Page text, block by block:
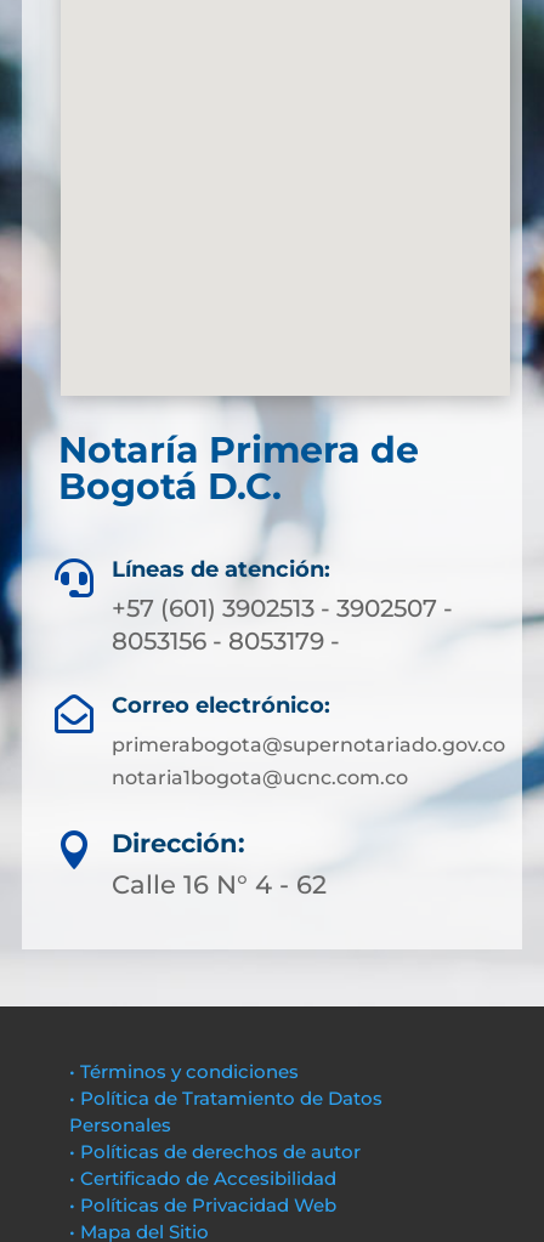
Notaría Primera de
Bogotá D.C.
 Líneas de atención:
+57 (601) 3902513 - 3902507 -
8053156 - 8053179 -
 Correo electrónico:
primerabogota@supernotariado.gov.co
notaria1bogota@ucnc.com.co

Dirección:
Calle 16 N° 4 - 62
• Términos y condiciones
• Política de Tratamiento de Datos
Personales
• Políticas de derechos de autor
• Certificado de Accesibilidad
• Políticas de Privacidad Web
• Mapa del Sitio